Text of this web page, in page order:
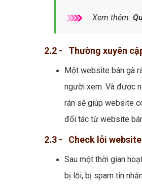
Xem thêm:
2.2 - Thường xuyên
Một website bán gà
người xem. Và được
rán sẽ giúp website
đối tác từ website
2.3 - Check lỗi website
Sau một thời gian
bị lỗi, bị spam tin